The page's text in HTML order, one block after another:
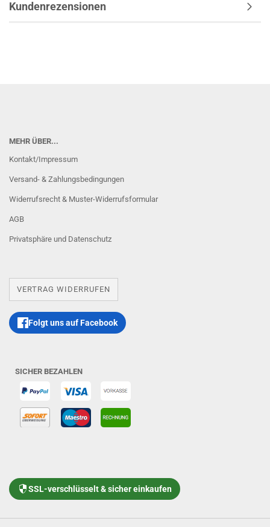
Kundenrezensionen
MEHR ÜBER...
Kontakt/Impressum
Versand- & Zahlungsbedingungen
Widerrufsrecht & Muster-Widerrufsformular
AGB
Privatsphäre und Datenschutz
VERTRAG WIDERRUFEN
Folgt uns auf Facebook
SICHER BEZAHLEN
SSL-verschlüsselt & sicher einkaufen